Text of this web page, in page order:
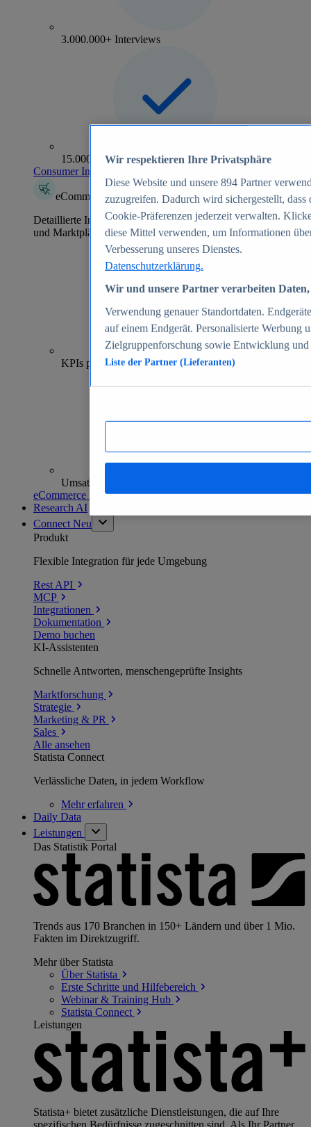
3.000.000+ Interviews
15.000+ Marken
Consumer Insights entdecken
eCommerce Insights
Detaillierte Informationen zu mehr als 39.000 Online-Shops
und Marktplätzen
70+
KPIs pro Shop
Umsatzanalysen und -prognosen
eCommerce Insights entdecken
Research AI
Connect Neu
Produkt
Flexible Integration für jede Umgebung
Rest API
MCP
Integrationen
Dokumentation
Demo buchen
KI-Assistenten
Schnelle Antworten, menschengeprüfte Insights
Marktforschung
Strategie
Marketing & PR
Sales
Alle ansehen
Statista Connect
Verlässliche Daten, in jedem Workflow
Mehrerfahren
Daily Data
Leistungen
Das Statistik Portal
Trends aus 170 Branchen in 150+ Ländern und über 1 Mio.
Fakten im Direktzugriff.
Mehr über Statista
Über Statista
Erste Schritte und Hilfebereich
Webinar & Training Hub
Statista Connect
Leistungen
Statista+ bietet zusätzliche Dienstleistungen, die auf Ihre
spezifischen Bedürfnisse zugeschnitten sind. Als Ihr Partner
Wir respektieren Ihre Privatsphäre
Diese Website und unsere 894 Partner
zuzugreifen. Dadurch wird sichergestellt,
Cookie-Präferenzen jederzeit verwalten.
diese Mittel verwenden, um Informationen
Verbesserung unseres Dienstes.
Datenschutzerklärung.
Wir und unsere Partner verarbeiten
Verwendung genauer Standortdaten.
auf einem Endgerät. Personalisierte Werbung
Zielgruppenforschung sowie Entwicklung
Liste der Partner (Lieferanten)